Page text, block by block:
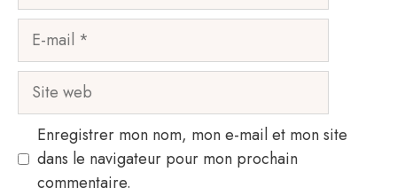
mail
Site
web
Enregistrer mon nom, mon e-mail et mon site
dans le navigateur pour mon prochain
commentaire.